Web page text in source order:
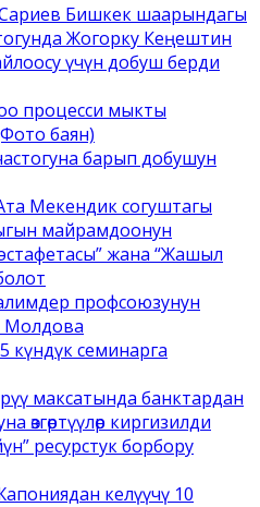
Бишкек шаарындагы
Жогорку Кеңештин
үчүн добуш берди
процесси мыкты
баян)
барып добушун
Мекендик согуштагы
майрамдоонун
жана “Жашыл
профсоюзунун
Молдова
күндүк семинарга
максатында банктардан
өзгөртүүлөр киргизилди
ресурстук борбору
келүүчү 10